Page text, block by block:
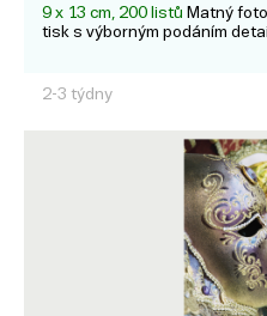
9 x 13 cm, 200 listů Matný
tisk s výborným podáním
2-3 týdny